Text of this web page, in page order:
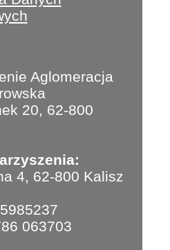
Aglomeracja
20, 62-800
4, 62-800 Kalisz
063703